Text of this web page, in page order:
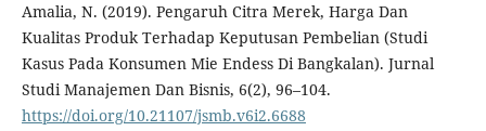
Amalia, N. (2019). Pengaruh Citra Merek, Harga Dan
Kualitas Produk Terhadap Keputusan Pembelian (Studi
Kasus Pada Konsumen Mie Endess Di Bangkalan). Jurnal
Studi Manajemen Dan Bisnis, 6(2), 96–104.
https://doi.org/10.21107/jsmb.v6i2.6688